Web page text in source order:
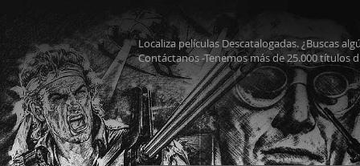
Localiza películas Descatalogadas. ¿Buscas
Contáctanos -Tenemos más de 25.000 títulos